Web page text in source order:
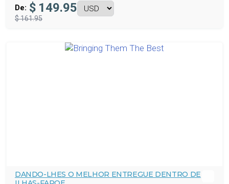
De: $ 149.95
$ 161.95
DANDO-LHES O MELHOR ENTREGUE DENTRO DE